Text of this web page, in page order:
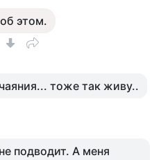
этом.
тоже так живу..
подводит. А меня